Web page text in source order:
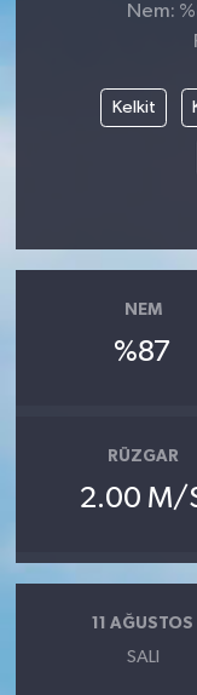
Nem:
Kelkit
NEM
%87
RÜZGAR
2.00 M/
11 AĞUSTOS
SALI